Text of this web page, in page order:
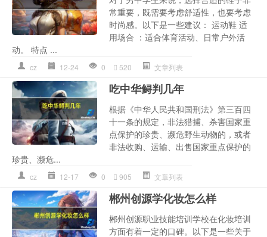
常重要，既需要考虑舒适性，也要考虑
时尚感。以下是一些建议： 运动鞋 适
用场合 ：适合体育活动、日常户外活
动。 特点 ...
cz 12-24 0 520 文章列表
吃中华鲟判几年
根据《中华人民共和国刑法》第三百四
十一条的规定，非法猎捕、杀害国家重
点保护的珍贵、濒危野生动物的，或者
非法收购、运输、出售国家重点保护的
珍贵、濒危...
cz 12-17 0 905 文章列表
郴州创源学化妆怎么样
郴州创源职业技能培训学校在化妆培训
方面有着一定的口碑。以下是一些关于